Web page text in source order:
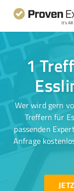
1
Wer wird gern
Treffern für
passenden
Anfrage